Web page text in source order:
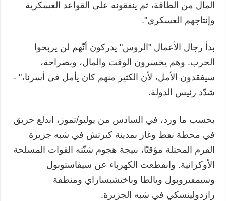
المال من الطاقة، ثم ينفقونه على القواعد العسكرية
وإنتاجهم العسكري".
بدأ رجال الأعمال "الروس" يدركون أنّهم لن يربحوا
الحرب. وهم يخسرون الوقت والمال، وبصراحة،
سيفقدون الأمل، لأن الكثير منهم كان يأمل في أسرنا،" -
شدّد رئيس الدولة.
بحسب ما ورد، في السادس من يوليو/تموز، اندلع حريق
في محطة نفط وغاز بمدينة كيرتش في شبه جزيرة
القرم المحتلة مؤقتًا، نتيجة هجوم شنّته القوات المسلحة
الأوكرانية. وانقطعت الكهرباء عن سيفاستوبول
وسيمفيروبول ويالطا وباختشيساراي ومنطقة
رازدولينسكي في شبه الجزيرة.